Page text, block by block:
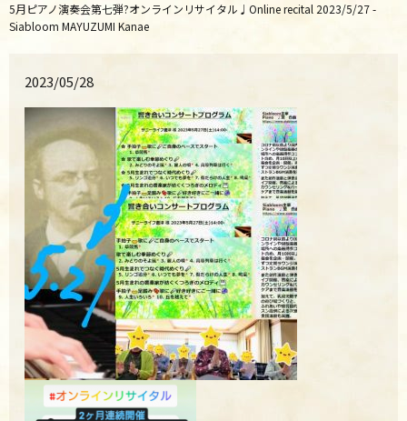
5月ピアノ演奏会第七弾?オンラインリサイタル♩Online recital 2023/5/27 -
Siabloom MAYUZUMI Kanae
2023/05/28